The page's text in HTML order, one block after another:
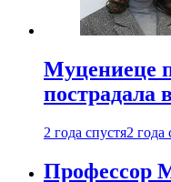
Муцениеце
пострадала
2 года спустя2 года
Профессор